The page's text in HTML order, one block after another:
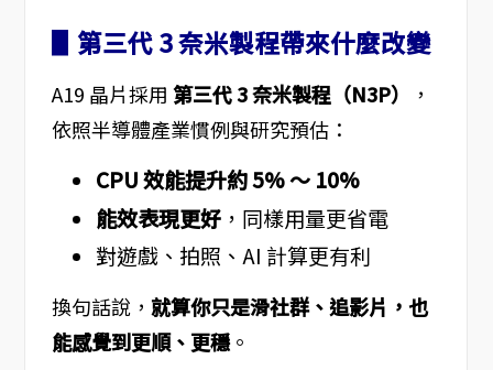
▋第三代 3 奈米製程帶來什麼改變
A19 晶片採用 第三代 3 奈米製程（N3P）
，
依照半導體產業慣例與研究預估：
CPU 效能提升約 5% ～ 10%
能效表現更好，同樣用量更省電
對遊戲、拍照、AI 計算更有利
換句話說， 就算你只是滑社群、追影片，也
能感覺到更順、更穩。